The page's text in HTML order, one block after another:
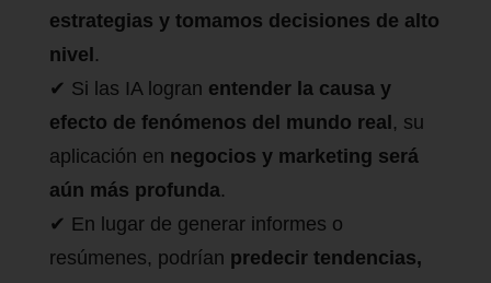
estrategias y tomamos decisiones de alto
nivel .
✔ Si las IA logran entender la causa y
efecto de fenómenos del mundo real , su
aplicación en negocios y marketing será
aún más profunda.
✔ En lugar de generar informes o
resúmenes, podrían predecir tendencias,